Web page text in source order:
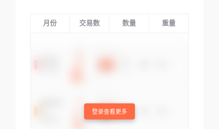
月份 交易数 数量 重量
登录查看更多